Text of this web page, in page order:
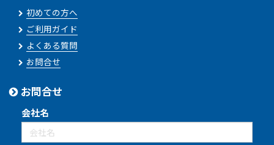
初めての方へ
ご利用ガイド
よくある質問
お問合せ
お問合せ
会社名